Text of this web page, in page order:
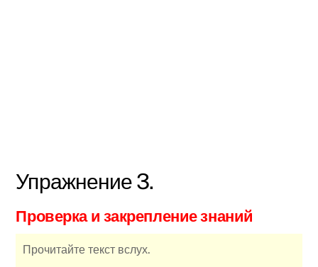
Упражнение 3.
Проверка и закрепление знаний
Прочитайте текст вслух.